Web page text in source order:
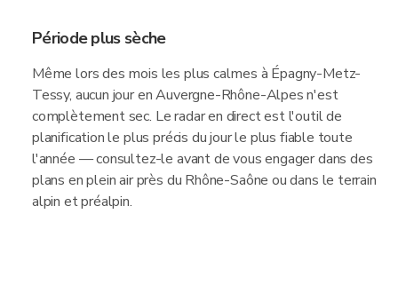
Période plus sèche
Même lors des mois les plus calmes à Épagny-Metz-
Tessy, aucun jour en Auvergne-Rhône-Alpes n'est
complètement sec. Le radar en direct est l'outil de
planification le plus précis du jour le plus fiable toute
l'année — consultez-le avant de vous engager dans des
plans en plein air près du Rhône-Saône ou dans le terrain
alpin et préalpin.